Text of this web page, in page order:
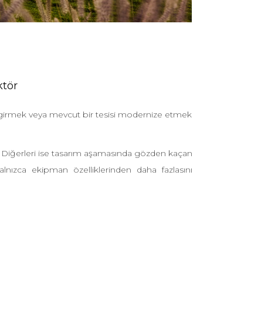
girmek veya mevcut bir tesisi modernize etmek
ise tasarım aşamasında gözden kaçan
ekipman özelliklerinden daha fazlasını